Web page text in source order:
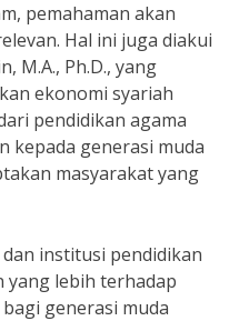
pemahaman akan
Hal ini juga diakui
M.A., Ph.D., yang
ekonomi syariah
pendidikan agama
kepada generasi muda
masyarakat yang
institusi pendidikan
lebih terhadap
generasi muda